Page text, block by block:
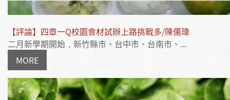
【評論】四章一Q校園食材試辦上路挑戰多/陳儒瑋
二月新學期開始，新竹縣市、台中市、台南市、...
MORE